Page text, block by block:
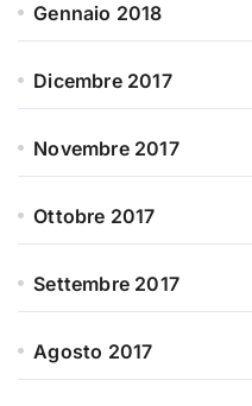
Gennaio 2018
Dicembre 2017
Novembre 2017
Ottobre 2017
Settembre 2017
Agosto 2017